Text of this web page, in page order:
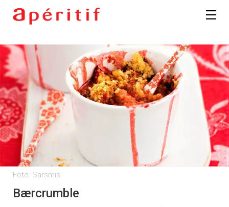
Foto: Sarsmis
Bærcrumble